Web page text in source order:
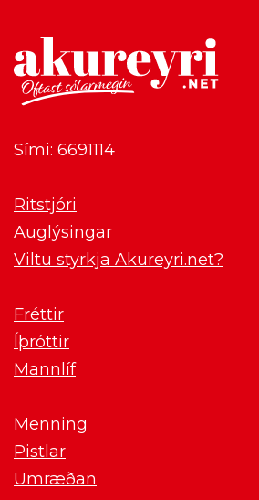
Sími: 6691114
Ritstjóri
Auglýsingar
Viltu styrkja Akureyri.net?
Fréttir
Íþróttir
Mannlíf
Menning
Pistlar
Umræðan